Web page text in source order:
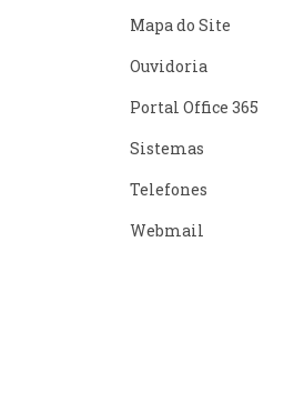
Mapa do Site
Ouvidoria
Portal Office 365
Sistemas
Telefones
Webmail